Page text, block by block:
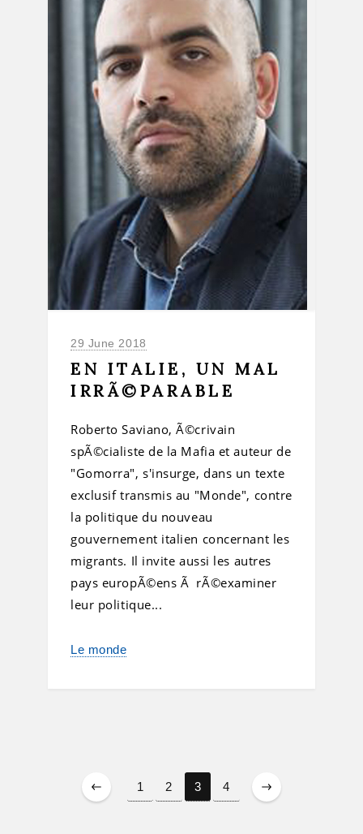
29 June 2018
EN ITALIE, UN MAL
IRRÃ©PARABLE
Roberto Saviano, Ã©crivain
spÃ©cialiste de la Mafia et auteur de
"Gomorra", s'insurge, dans un texte
exclusif transmis au "Monde", contre
la politique du nouveau
gouvernement italien concernant les
migrants. Il invite aussi les autres
pays europÃ©ens Ã rÃ©examiner
leur politique...
Le monde
1 2 3 4